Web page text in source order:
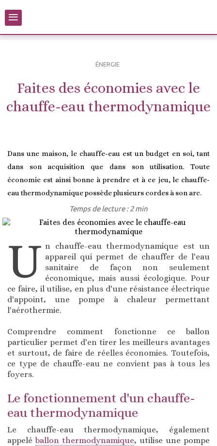
≡
ÉNERGIE
Faites des économies avec le
chauffe-eau thermodynamique
Dans une maison, le chauffe-eau est un budget en soi, tant
dans son acquisition que dans son utilisation. Toute
économie est ainsi bonne à prendre et à ce jeu, le chauffe-
eau thermodynamique possède plusieurs cordes à son arc.
Temps de lecture : 2 min
U n chauffe-eau thermodynamique est un
appareil qui permet de chauffer de l'eau
sanitaire de façon non seulement
économique, mais aussi écologique. Pour
ce faire, il utilise, en plus d'une résistance électrique
d'appoint, une pompe à chaleur permettant
l'aérothermie.
Comprendre comment fonctionne ce ballon
particulier permet d'en tirer les meilleurs avantages
et surtout, de faire de réelles économies. Toutefois,
ce type de chauffe-eau ne convient pas à tous les
foyers.
Le fonctionnement d'un chauffe-
eau thermodynamique
Le chauffe-eau thermodynamique, également
appelé ballon thermodynamique, utilise une pompe